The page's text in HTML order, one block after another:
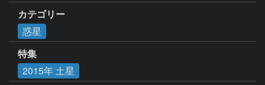
カテゴリー
惑星
特集
2015年 土星